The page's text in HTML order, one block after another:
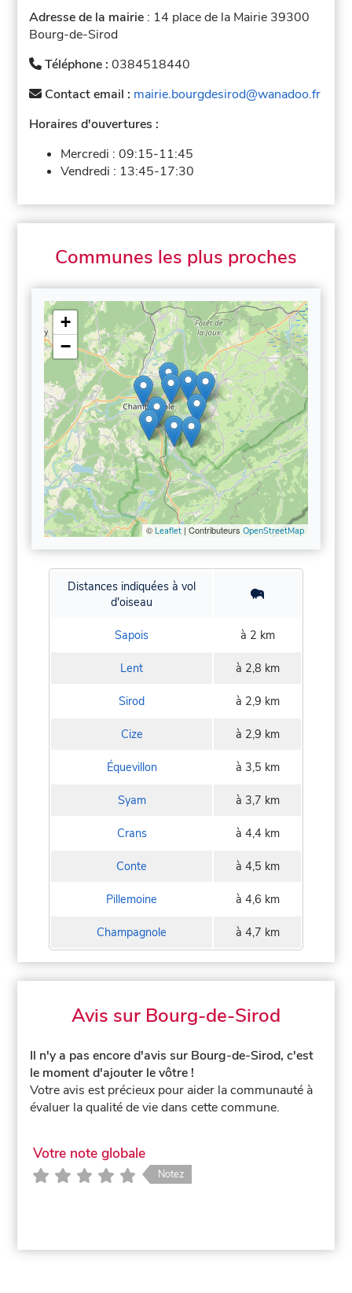
Adresse de la mairie : 14 place de la Mairie 39300
Bourg-de-Sirod
Téléphone :0384518440
Contact email : mairie.bourgdesirod@wanadoo.fr
Horaires d'ouvertures :
Mercredi :09:15-11:45
Vendredi : 13:45-17:30
Communes les plus proches
+
−
© Leaflet| Contributeurs OpenStreetMap
Distances indiquées à vol
d'oiseau
Sapois à 2 km
Lent à 2,8 km
Sirod à 2,9 km
Cize à 2,9 km
Équevillon à 3,5 km
Syam à 3,7 km
Crans à 4,4 km
Conte à 4,5 km
Pillemoine à 4,6 km
Champagnole à 4,7 km
Avis sur Bourg-de-Sirod
Il n'y a pas encore d'avis sur Bourg-de-Sirod, c'est
le moment d'ajouter le vôtre !
Votre avis est précieux pour aider la communauté à
évaluer la qualité de vie dans cette commune.
Votre note globale
Notez